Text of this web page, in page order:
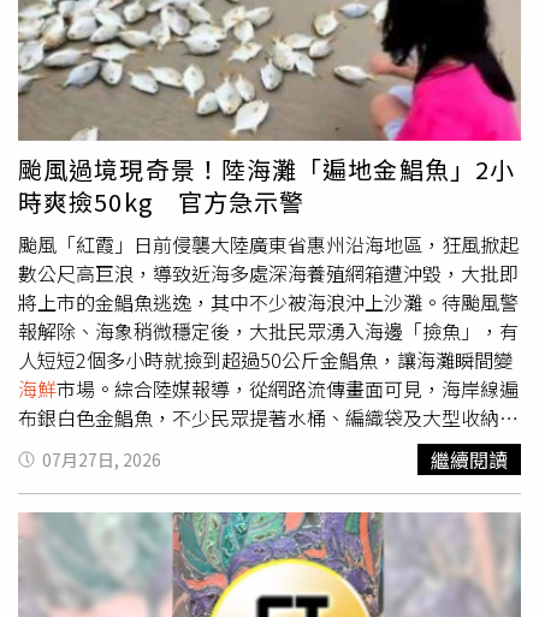
餐廳，而且非常熱愛料理。他知道怎麼處理魚、怎麼去鱗、
怎麼分切，也很會做西班牙海鮮燉飯。」正因具備真實料理
經驗，安東尼奧班德拉斯在片中展現出專業主廚的強大氣
場，舉手投足皆充滿廚房裡的技藝與紀律，細膩描繪一段跨
越世代的師徒關係，成為改變東尼人生的重要力量。《野生
狂廚》描述19歲的東尼（多明尼克塞薩飾）一心嚮往成為作
家，在1975年夏天，為了初戀南西（艾蜜莉雅瓊斯飾）踏
入美國麻州普羅溫斯敦一間濱海餐廳的廚房打工洗碗。在餐
廳老闆「主廚」（安東尼奧班德拉斯飾）嚴厲卻真誠的調教
下，對料理一竅不通的東尼，逐漸蛻變成對美食充滿狂熱的
年輕廚師；而闖蕩江湖的夥伴沙爾（李奧伍道爾飾）則帶著
他一頭栽進酒精、菸草與放縱交織的世界。在這瘋狂而炙熱
的夏天，東尼第一次嚐到了未來的滋味——那些關於愛、背
叛、友情與自我認同的碰撞，讓他第一次明白自己想要成為
什麼樣的人。《野生狂廚》將於8月21日全台上映，正式預
告： https://reurl.cc/NOAr2p
次參加，上回來的時候他們擔心「強風來襲對變瘦的我們會
有影響」，這回笑稱：「今年可能不怕風，畢竟越來越『穩
重』了。」他們對於在澎湖演出印象非常好：「天氣很好，
心情也會很好，很有渡假的感覺，特別是各種海鮮
都超好
吃，很值得搭飛機去吃。」上回演出結束後想去釣小卷的心
願沒有完成，這回他們直接問：「有沒有釣好、烤好的可以
我們可以直接吃？」笑翻眾人。
颱風過境現奇景！陸海灘「遍地金鯧魚」2小
時爽撿50kg 官方急示警
颱風「紅霞」日前侵襲大陸廣東省惠州沿海地區，狂風掀起
數公尺高巨浪，導致近海多處深海養殖網箱遭沖毀，大批即
將上市的金鯧魚逃逸，其中不少被海浪沖上沙灘。待颱風警
報解除、海象稍微穩定後，大批民眾湧入海邊「撿魚」，有
人短短2個多小時就撿到超過50公斤金鯧魚，讓海灘瞬間變
海鮮市場。綜合陸媒報導，從網路流傳畫面可見，海岸線遍
布銀白色金鯧魚，不少民眾提著水桶、編織袋及大型收納
箱，在沙灘上彎腰撿魚，甚至有人直接將車停在岸邊，大量
搬運漁獲，現場相當熱鬧。參與撿魚的李姓女子表示，自己
原本只是開車經過海邊，看到大批人潮聚集才得知海灘滿是
金鯧魚，於是立即加入行列，花了2個多小時便撿到50多公
斤漁獲。她笑說，平時市場上1斤金鯧魚要價20多元人民
幣，這次可說是「天上掉下來的福利」。由於家中冰箱放不
07月27日, 2026 繼續閱讀